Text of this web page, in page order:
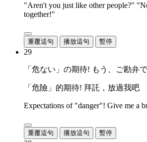
"Aren't you just like other people?"
together!"
重覆這句 播放這句 暫停
29
「危ない」の期待! もう、ご勘弁で
「危險」的期待! 拜託，放過我吧
Expectations of "danger"! Give me a
重覆這句 播放這句 暫停